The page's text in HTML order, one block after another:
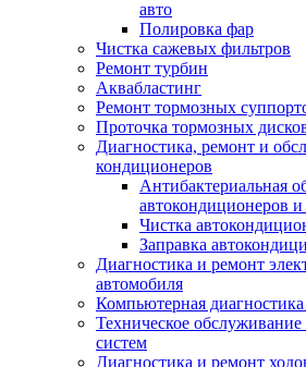
авто
Полировка фар
Чистка сажевых фильтров
Ремонт турбин
Аквабластинг
Ремонт тормозных
Проточка тормозных
Диагностика, ремонт и
кондиционеров
Антибактериальная
автокондиционеров и
Чистка
Заправка
Диагностика и ремонт
автомобиля
Компьютерная
Техническое
систем
Диагностика и ремонт